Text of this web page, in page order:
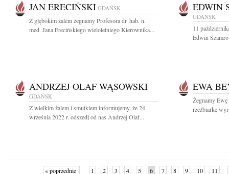
JAN ERECIŃSKI GDAŃSK
Z głębokim żalem żegnamy Profesora dr. hab. n.
med. Jana Erecińskiego wieloletniego Kierownika...
EDWIN
GDAŃSK
11
Edwin
ANDRZEJ OLAF WĄSOWSKI
GDAŃSK
Z wielkim żalem i smutkiem informujemy, że 24
września 2022 r. odszedł od nas Andrzej Olaf...
EWA
Żegnamy
rzeźbiarkę
« poprzednie 1 2 3 4 5 6 7 8 9 10 11